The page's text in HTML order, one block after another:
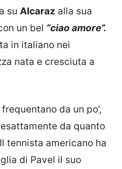
su Alcaraz alla sua
un bel “ciao amore”.
in italiano nei
nata e cresciuta a
frequentano da un po’,
da quanto
tennista americano ha
di Pavel il suo